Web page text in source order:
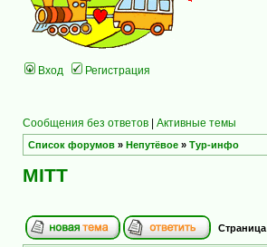
Вход Регистрация
Сообщения без ответов | Активные темы
Список форумов » Непутёвое » Тур-инфо
MITT
Страница